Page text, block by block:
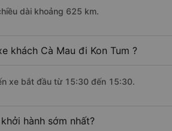
dài khoảng 625 km.
khách Cà Mau đi Kon Tum ?
xe bắt đầu từ 15:30 đến 15:30.
hành sớm nhất?